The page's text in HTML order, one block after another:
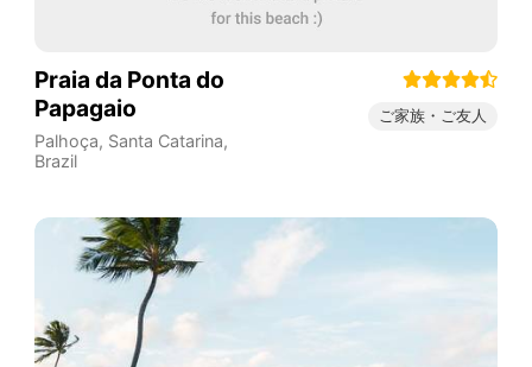
Praia da Ponta do
Papagaio
Palhoça, Santa Catarina,
Brazil
ご家族・ご友人